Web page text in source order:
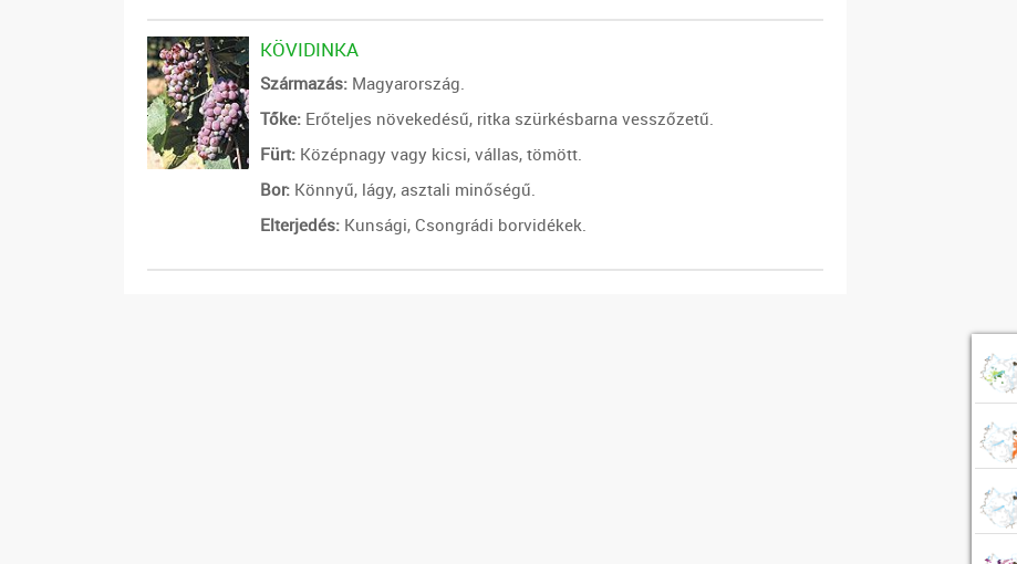
KÖVIDINKA
Származás:Magyarország.
Tőke:Erőteljes növekedésű, ritka szürkésbarna vesszőzetű.
Fürt:Középnagy vagy kicsi, vállas, tömött.
Bor:Könnyű, lágy, asztali minőségű.
Elterjedés:Kunsági, Csongrádi borvidékek.